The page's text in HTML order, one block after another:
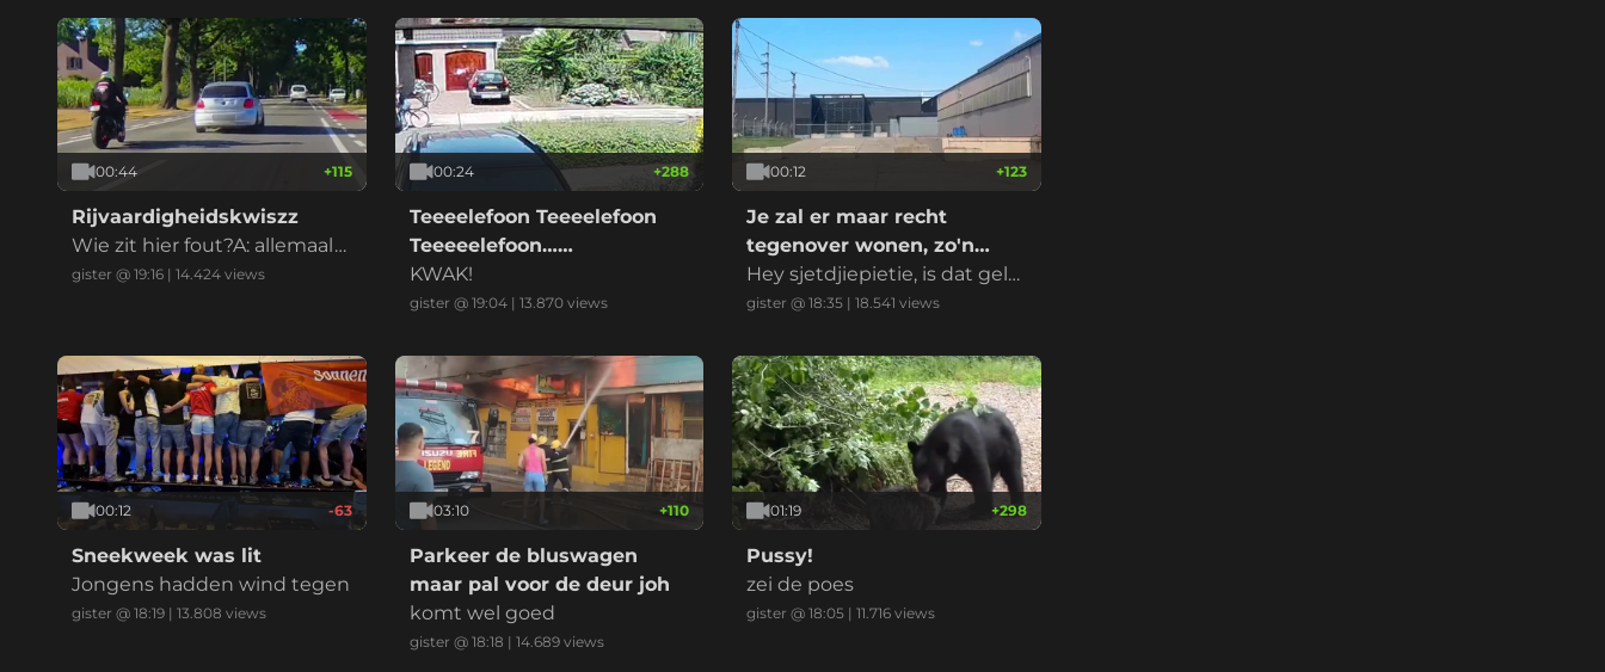
00:44 +115
Rijvaardigheidskwiszz
Wie zit hier fout?A: allemaal
B: iedereenC: alle betrokken
gister @ 19:16 | 14.424 views
00:24 +288
Teeeelefoon Teeeelefoon
Teeeeelefoon……
KWAK!
gister @ 19:04| 13.870views
00:12 +123
Je zal er maar recht
tegenover wonen, zo'n
datacenter
Hey sjetdjiepietie, is dat gelui
d normaal?
gister @ 18:35 |18.541 views
00:12 -63
Sneekweek was lit
Jongens hadden wind tegen
gister @ 18:19 | 13.808 views
03:10 +110
Parkeer de bluswagen
maar pal voor de deur joh
komt wel goed
gister @ 18:18 | 14.689views
01:19 +298
Pussy!
zei de poes
gister @ 18:05 |11.716 views